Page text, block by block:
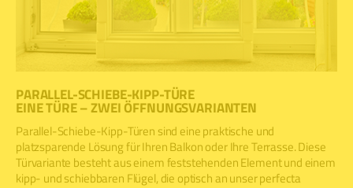
PARALLEL-SCHIEBE-KIPP-TÜRE
EINE TÜRE – ZWEI ÖFFNUNGSVARIANTEN
Parallel-Schiebe-Kipp-Türen sind eine praktische und
platzsparende Lösung für Ihren Balkon oder Ihre Terrasse. Diese
Türvariante besteht aus einem feststehenden Element und einem
kipp- und schiebbaren Flügel, die optisch an unser perfecta